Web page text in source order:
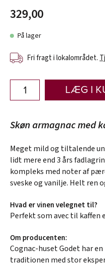
329,00
På lager
Fri fragt i lokalområdet.
LÆG I
Skøn armagnac med
Meget mild og tiltalende
lidt mere end 3 års
kompleks med noter af
sveske og vanilje. Helt ren
Hvad er vinen velegnet til?
Perfekt som avec til kaffen
Om producenten:
Cognac-huset Godet har
traditionen med stor